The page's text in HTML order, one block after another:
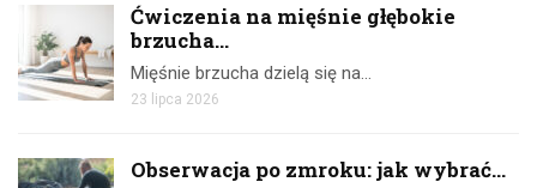
Ćwiczenia na mięśnie głębokie
brzucha...
Mięśnie brzucha dzielą się na…
23 lipca 2026
Obserwacja po zmroku: jak wybrać...